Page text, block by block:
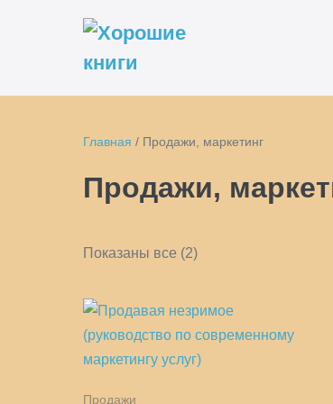
содержимому
Главная / Продажи, маркетинг
Продажи,
Показаны все (2)Цены:
Продажи